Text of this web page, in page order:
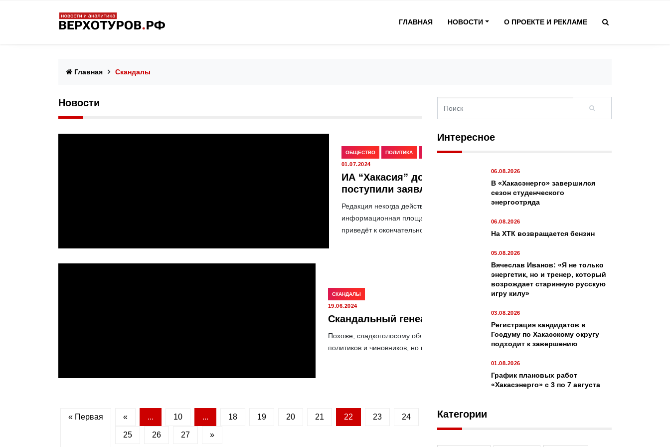
ГЛАВНАЯ НОВОСТИ О ПРОЕКТЕ И РЕКЛАМЕ
Главная Скандалы
Новости
ОБЩЕСТВО ПОЛИТИКА СКАНДАЛЫ
01.07.2024
ИА “Хакасия” дописалось об участниках СВО: в МВД и
поступили заявления
Редакция некогда действовавшего, а ныне ликвидированного СМИ ИА “Хакасия”, доживая остатки
информационная площадка, бьётся в сатанинской агонии. Кто заставляет сайт публиковать то,
приведёт к окончательному закрытию?
СКАНДАЛЫ
19.06.2024
Скандальный генеалог Алексей Нилогов водит за нос журналистов?
Похоже, сладкоголосому обладателю фиолетовых штанов удалось ввести в заблуждение не только
политиков и чиновников, но и дотошную редакцию “Пульса”.
« Первая « ... 10 ... 18 19 20 21 22 23 24
25 26 27 »
Интересное
06.08.2026
В «Хакасэнерго» завершился
сезон студенческого
энергоотряда
06.08.2026
На ХТК возвращается бензин
05.08.2026
Вячеслав Иванов: «Я не только
энергетик, но и тренер, который
возрождает старинную русскую
игру килу»
03.08.2026
Регистрация кандидатов в
Госдуму по Хакасскому округу
подходит к завершению
01.08.2026
График плановых работ
«Хакасэнерго» с 3 по 7 августа
Категории